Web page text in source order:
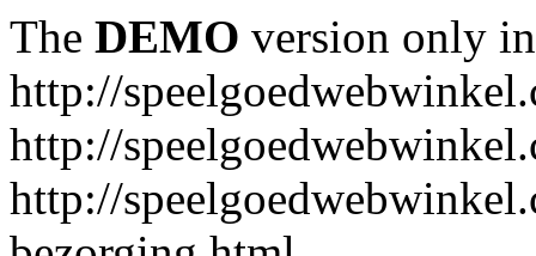
The DEMO version only
http://
http://
http://